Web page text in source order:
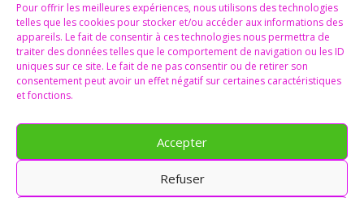
Pour offrir les meilleures expériences, nous utilisons des technologies
telles que les cookies pour stocker et/ou accéder aux informations des
appareils. Le fait de consentir à ces technologies nous permettra de
traiter des données telles que le comportement de navigation ou les ID
uniques sur ce site. Le fait de ne pas consentir ou de retirer son
consentement peut avoir un effet négatif sur certaines caractéristiques
et fonctions.
Accepter
Refuser